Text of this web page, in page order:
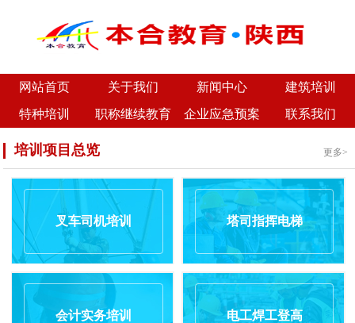
网站首页 关于我们 新闻中心
建筑培训
特种培训
职称继续教育 企业应急预案 联系我们
培训项目总览 更多>
叉车司机培训 塔司指挥电梯
会计实务培训 电工焊工登高